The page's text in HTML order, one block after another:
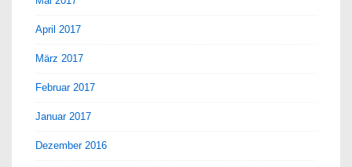
April 2017
März 2017
Februar 2017
Januar 2017
Dezember 2016